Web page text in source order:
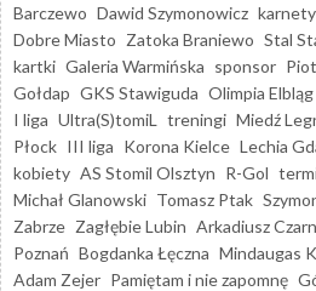
Barczewo Dawid Szymonowicz karnety
Dobre Miasto Zatoka Braniewo Stal
kartki Galeria Warmińska sponsor
Gołdap GKS Stawiguda Olimpia Elbląg
I liga Ultra(S)tomiL treningi Miedź
Płock III liga Korona Kielce Lechia
kobiety AS Stomil Olsztyn R-Gol
Michał Glanowski Tomasz Ptak
Zabrze Zagłębie Lubin Arkadiusz
Poznań Bogdanka Łęczna Mindaugas
Adam Zejer Pamiętam i nie zapomnę